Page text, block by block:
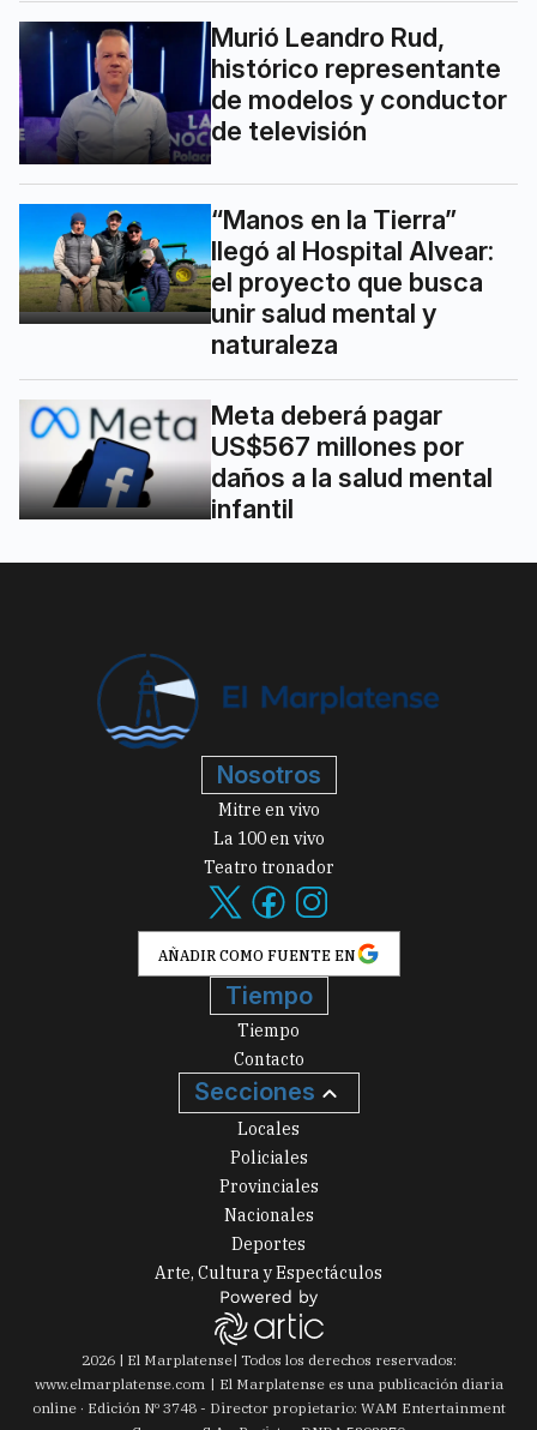
Murió Leandro Rud,
histórico representante
de modelos y conductor
de televisión
“Manos en la Tierra”
llegó al Hospital Alvear:
el proyecto que busca
unir salud mental y
naturaleza
Meta deberá pagar
US$567 millones por
daños a la salud mental
infantil
Nosotros
Mitre en vivo
La 100 en vivo
Teatro tronador
AÑADIR COMO FUENTE EN
Tiempo
Tiempo
Contacto
Secciones
Locales
Policiales
Provinciales
Nacionales
Deportes
Arte, Cultura y Espectáculos
2026| El Marplatense| Todos los derechos reservados:
www.elmarplatense.com
El Marplatense es una publicación diaria
online · Edición Nº 3748- Director propietario: WAM Entertainment